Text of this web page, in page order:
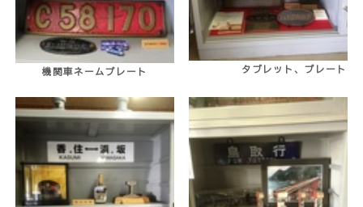
機関車ネームプレート タブレット、プレート